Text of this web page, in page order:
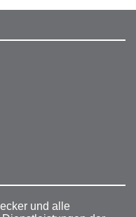
und alle